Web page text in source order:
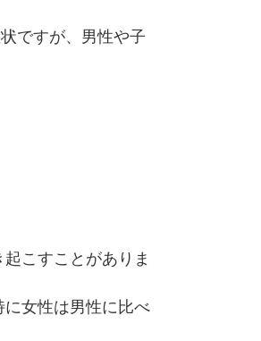
ですが、男性や子
こすことがありま
女性は男性に比べ